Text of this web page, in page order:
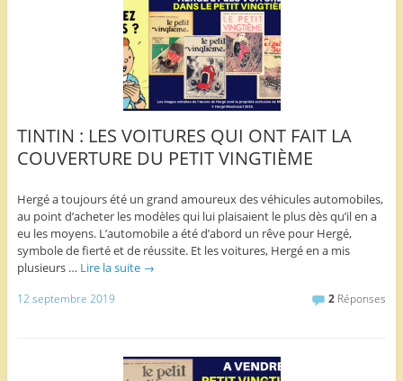
TINTIN : LES VOITURES QUI ONT FAIT LA
COUVERTURE DU PETIT VINGTIÈME
Hergé a toujours été un grand amoureux des véhicules automobiles,
au point d’acheter les modèles qui lui plaisaient le plus dès qu’il en a
eu les moyens. L’automobile a été d’abord un rêve pour Hergé,
symbole de fierté et de réussite. Et les voitures, Hergé en a mis
plusieurs … Lire la suite →
12 septembre 2019 2 Réponses